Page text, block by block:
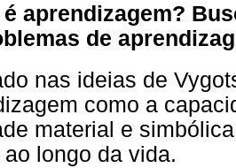
é aprendizagem?
de
nas ideias de
como a
material e
ao longo da vida.